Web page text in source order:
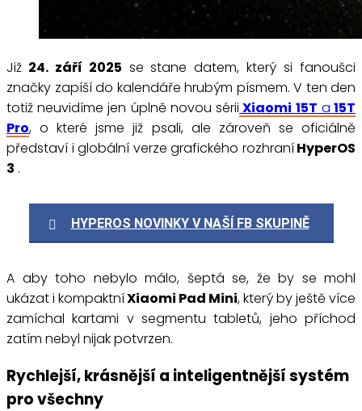
Již 24. září 2025 se stane datem, který si fanoušci
značky zapíší do kalendáře hrubým písmem. V ten den
totiž neuvidíme jen úplně novou sérii Xiaomi 15T a 15T
Pro, o které jsme již psali, ale zároveň se oficiálně
představí i globální verze grafického rozhraníHyperOS
3 .
HYPEROS NOVINKY V NAŠÍ FB SKUPINĚ
A aby toho nebylo málo, šeptá se, že by se mohl
ukázat i kompaktníXiaomi Pad Mini, který by ještě více
zamíchal kartami v segmentu tabletů, jeho příchod
zatím nebyl nijak potvrzen.
Rychlejší, krásnější a inteligentnější systém
pro všechny